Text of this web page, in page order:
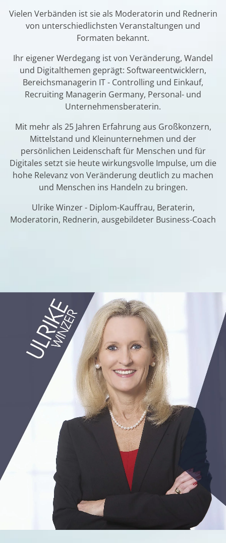
Vielen Verbänden ist sie als Moderatorin und Rednerin
von unterschiedlichsten Veranstaltungen und
Formaten bekannt.
Ihr eigener Werdegang ist von Veränderung, Wandel
und Digitalthemen geprägt: Softwareentwicklern,
Bereichsmanagerin IT - Controlling und Einkauf,
Recruiting Managerin Germany, Personal- und
Unternehmensberaterin.
Mit mehr als 25 Jahren Erfahrung aus Großkonzern,
Mittelstand und Kleinunternehmen und der
persönlichen Leidenschaft für Menschen und für
Digitales setzt sie heute wirkungsvolle Impulse, um die
hohe Relevanz von Veränderung deutlich zu machen
und Menschen ins Handeln zu bringen.
Ulrike Winzer - Diplom-Kauffrau, Beraterin,
Moderatorin, Rednerin, ausgebildeter Business-Coach